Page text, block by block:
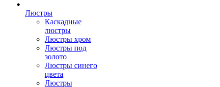
Люстры
Каскадные
люстры
Люстры хром
Люстры под
золото
Люстры синего
цвета
Люстры